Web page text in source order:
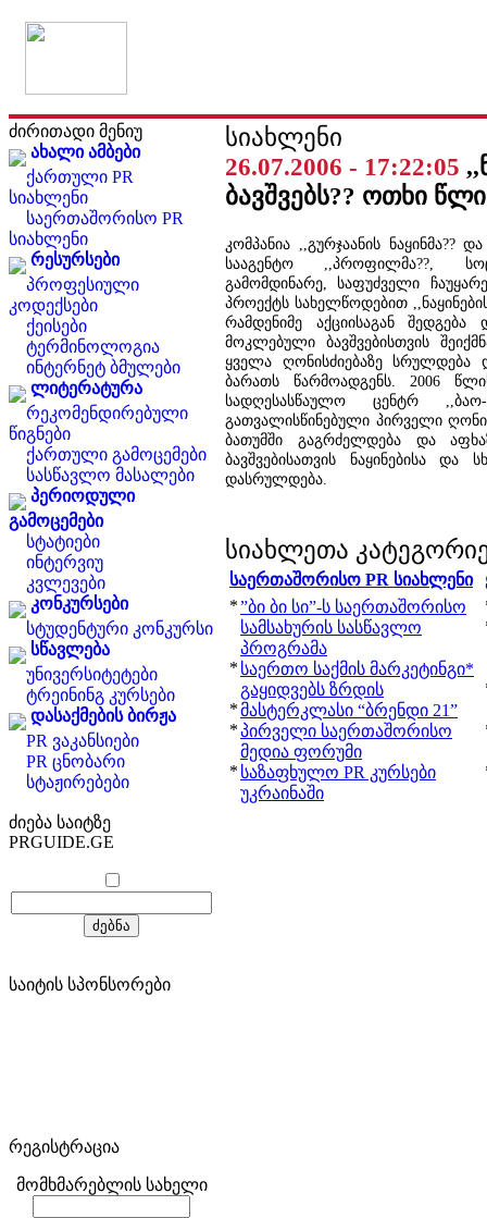
ძირითადი მენიუ
ახალი ამბები
ქართული PR
სიახლენი
საერთაშორისო PR
სიახლენი
რესურსები
პროფესიული
კოდექსები
ქეისები
ტერმინოლოგია
ინტერნეტ ბმულები
ლიტერატურა
რეკომენდირებული
წიგნები
ქართული გამოცემები
სასწავლო მასალები
პერიოდული
გამოცემები
სტატიები
ინტერვიუ
კვლევები
კონკურსები
სტუდენტური კონკურსი
სწავლება
უნივერსიტეტები
ტრეინინგ კურსები
დასაქმების ბირჟა
PR ვაკანსიები
PR ცნობარი
სტაჟირებები
ძიება საიტზე
PRGUIDE.GE
საიტის სპონსორები
რეგისტრაცია
მომხმარებლის სახელი
სიახლენი
26.07.2006 - 17:22:05
ბავშვებს?? ოთხი
კომპანია ,,გურჯაანის ნაყინმა??
სააგენტო ,,პროფილმა??,
გამომდინარე, საფუძველი
პროექტს სახელწოდებით
რამდენიმე აქციისაგან
მოკლებული ბავშვებისთვის
ყველა ღონისძიებაზე სრულდება
ბარათს წარმოადგენს. 2006
სადღესასწაულო ცენტრ
გათვალისწინებული პირველი
ბათუმში გაგრძელდება და
ბავშვებისათვის ნაყინებისა და
დასრულდება.
სიახლეთა
საერთაშორისო PR სიახლენი
*”ბი ბი სი”-ს საერთაშორისო
სამსახურის სასწავლო
პროგრამა
* საერთო საქმის მარკეტინგი*
გაყიდვებს ზრდის
*მასტერკლასი “ბრენდი 21”
*პირველი საერთაშორისო
მედია ფორუმი
* საზაფხულო PR კურსები
უკრაინაში